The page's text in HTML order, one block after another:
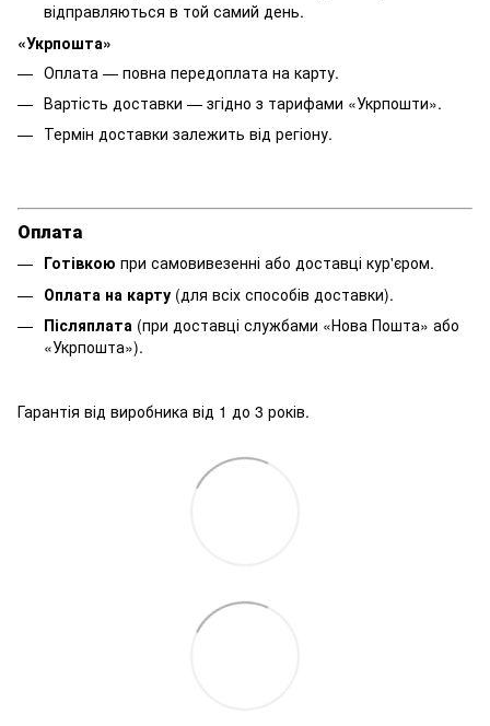
відправляються в той самий день.
«Укрпошта»
Оплата — повна передоплата на карту.
Вартість доставки — згідно з тарифами «Укрпошти».
Термін доставки залежить від регіону.
Оплата
Готівкою при самовивезенні або доставці кур'єром.
Оплата на карту (для всіх способів доставки).
Післяплата (при доставці службами «Нова Пошта» або
«Укрпошта»).
Гарантія від виробника від 1 до 3 років.